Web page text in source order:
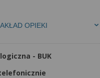
OPIEKI
- BUK